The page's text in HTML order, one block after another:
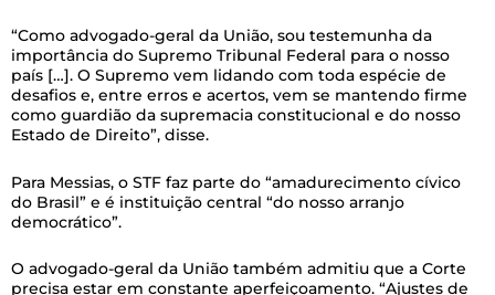
“Como advogado-geral da União, sou testemunha da
importância do Supremo Tribunal Federal para o nosso
país […]. O Supremo vem lidando com toda espécie de
desafios e, entre erros e acertos, vem se mantendo firme
como guardião da supremacia constitucional e do nosso
Estado de Direito”, disse.
Para Messias, o STF faz parte do “amadurecimento cívico
do Brasil” e é instituição central “do nosso arranjo
democrático”.
O advogado-geral da União também admitiu que a Corte
precisa estar em constante aperfeiçoamento. “Ajustes de